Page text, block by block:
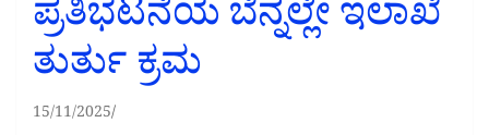
ಪ್ರತಿಭಟನೆಯ ಬೆನ್ನಲ್ಲೇ ಇಲಾಖೆ
ತುರ್ತು ಕ್ರಮ
15/11/2025